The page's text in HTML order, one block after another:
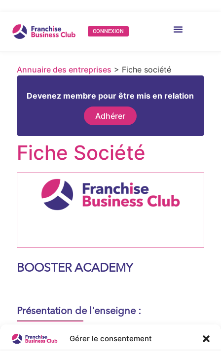
Gérer le consentement
CONNEXION
Annuaire des entreprises > Fiche société
Devenez membre pour être mis en relation
Adhérer
Fiche Société
BOOSTER ACADEMY
Présentation de l'enseigne :
Aucune présentation n'est disponible
actuellement !